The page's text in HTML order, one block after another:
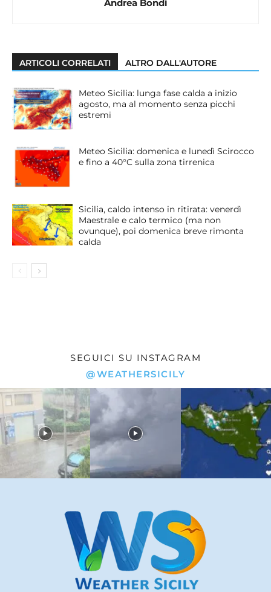
Andrea Bondì
ARTICOLI CORRELATI ALTRO DALL'AUTORE
Meteo Sicilia: lunga fase calda a inizio
agosto, ma al momento senza picchi
estremi
Meteo Sicilia: domenica e lunedì Scirocco
e fino a 40°C sulla zona tirrenica
Sicilia, caldo intenso in ritirata: venerdì
Maestrale e calo termico (ma non
ovunque), poi domenica breve rimonta
calda
SEGUICI SU INSTAGRAM
@WEATHERSICILY